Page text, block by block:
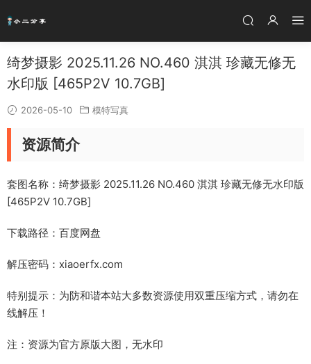
绮梦摄影 2025.11.26 NO.460 淇淇 珍藏无修无
水印版 [465P2V 10.7GB]
2026-05-10 模特写真
资源简介
套图名称：绮梦摄影 2025.11.26 NO.460 淇淇 珍藏无修无水印版
[465P2V 10.7GB]
下载路径：百度网盘
解压密码：xiaoerfx.com
特别提示：为防和谐本站大多数资源使用双重压缩方式，请勿在
线解压！
注：资源为官方原版大图，无水印